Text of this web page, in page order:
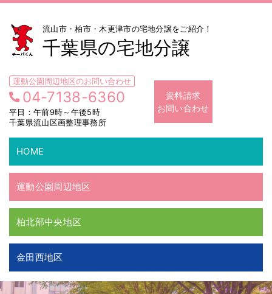
流山市・柏市・木更津市の宅地分譲をご紹介！
千葉県の宅地分譲
運動公園周辺地区のお問い合わせ
04-7138-6360
平日：午前9時～午後5時
千葉県流山区画整理事務所
資料請求
お問い合わせ
HOME
運動公園周辺地区
柏北部中央地区
金田西地区